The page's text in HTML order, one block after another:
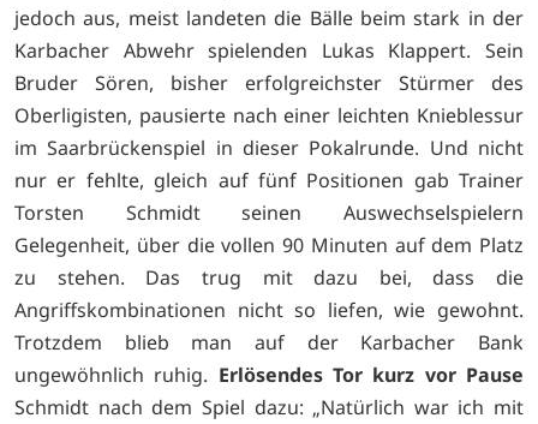
jedoch aus, meist landeten die Bälle beim stark in der
Karbacher Abwehr spielenden Lukas Klappert. Sein
Bruder Sören, bisher erfolgreichster Stürmer des
Oberligisten, pausierte nach einer leichten Knieblessur
im Saarbrückenspiel in dieser Pokalrunde. Und nicht
nur er fehlte, gleich auf fünf Positionen gab Trainer
Torsten Schmidt seinen Auswechselspielern
Gelegenheit, über die vollen 90 Minuten auf dem Platz
zu stehen. Das trug mit dazu bei, dass die
Angriffskombinationen nicht so liefen, wie gewohnt.
Trotzdem blieb man auf der Karbacher Bank
ungewöhnlich ruhig. Erlösendes Tor kurz vor Pause
Schmidt nach dem Spiel dazu: „Natürlich war ich mit